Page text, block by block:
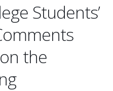
Students’
the